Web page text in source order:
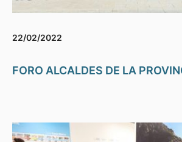
22/02/2022
FORO ALCALDES DE LA